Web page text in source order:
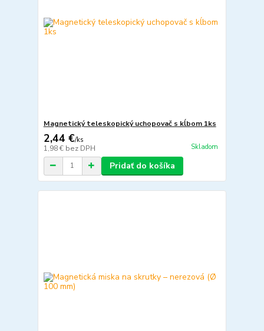
Magnetický teleskopický uchopovač s kĺbom 1ks
2,44 €/ks
1,98 € bez DPH Skladom
Pridať do košíka